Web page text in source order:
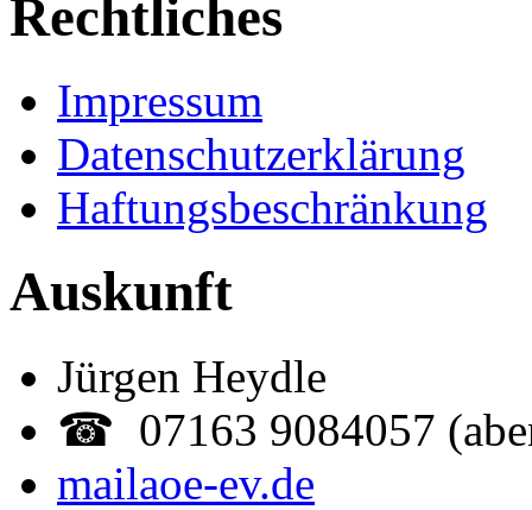
Rechtliches
Impressum
Datenschutzerklärung
Haftungsbeschränkung
Auskunft
Jürgen Heydle
☎ 07163 9084057
mailaoe-ev.de